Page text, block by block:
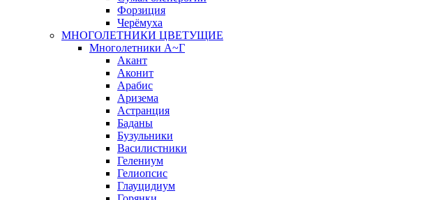
Форзиция
Черёмуха
МНОГОЛЕТНИКИ ЦВЕТУЩИЕ
Многолетники А~Г
Акант
Аконит
Арабис
Аризема
Астранция
Баданы
Бузульники
Василистники
Гелениум
Гелиопсис
Глауцидиум